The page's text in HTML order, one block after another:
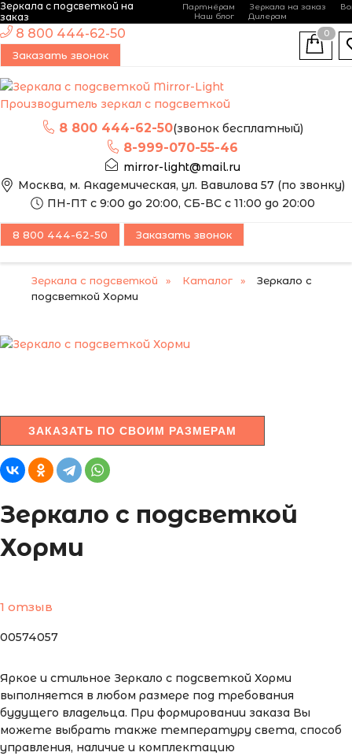
Зеркала с подсветкой на
заказ
Партнёрам Зеркала на заказ
Наш блог
Дилерам
Производитель зеркал с подсветкой
8 800 444-62-50(звонок бесплатный)
8-999-070-55-46
mirror-light@mail.ru
Москва, м. Академическая, ул. Вавилова 57 (по звонку)
ПН-ПТ с 9:00 до 20:00, СБ-ВС с 11:00 до 20:00
8 800 444-62-50
Заказать звонок
0
8 800 444-62-50 Заказать звонок
Зеркала с подсветкой Каталог
Зеркало с
подсветкой Хорми
ЭТО ЗЕРКАЛО МЫ
МОЖЕМ ИЗГОТОВИТЬ
ПО ВАШИМ
ЗАКАЗАТЬ ПО СВОИМ РАЗМЕРАМ
Зеркало с подсветкой
Хорми
1 отзыв
00574057
Яркое и стильное Зеркало с подсветкой Хорми
выполняется в любом размере под требования
будущего владельца. При формировании заказа Вы
можете выбрать также температуру света, способ
управления, наличие и комплектацию
-